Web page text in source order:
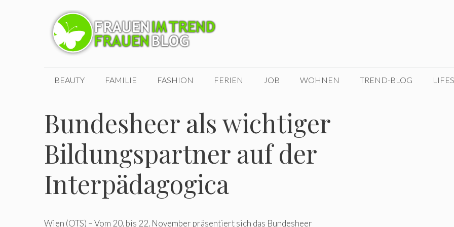
BEAUTY FAMILIE FASHION FERIEN JOB WOHNEN TREND-BLOG
Bundesheer als wichtiger
Bildungspartner auf der
Interpädagogica
Wien (OTS) – Vom 20. bis 22. November präsentiert sich das Bundesheer